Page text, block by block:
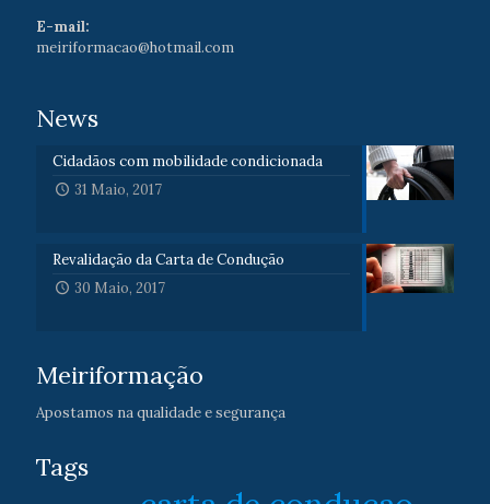
E-mail:
meiriformacao@hotmail.com
News
Cidadãos com mobilidade condicionada
31 Maio, 2017
Revalidação da Carta de Condução
30 Maio, 2017
Meiriformação
Apostamos na qualidade e segurança
Tags